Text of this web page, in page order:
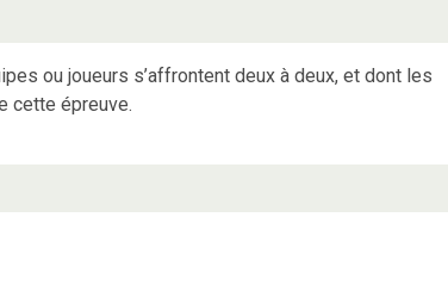
ou joueurs s’affrontent deux à deux, et dont les
cette épreuve.